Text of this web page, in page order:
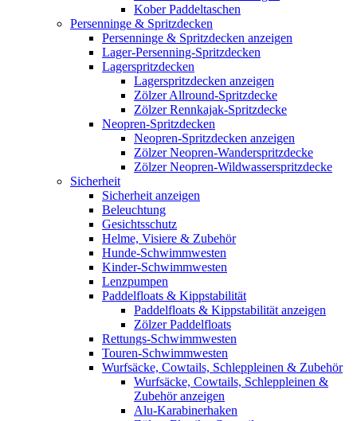
Kober Paddeltaschen
Persenninge & Spritzdecken
Persenninge & Spritzdecken anzeigen
Lager-Persenning-Spritzdecken
Lagerspritzdecken
Lagerspritzdecken anzeigen
Zölzer Allround-Spritzdecke
Zölzer Rennkajak-Spritzdecke
Neopren-Spritzdecken
Neopren-Spritzdecken anzeigen
Zölzer Neopren-Wanderspritzdecke
Zölzer Neopren-Wildwasserspritzdecke
Sicherheit
Sicherheit anzeigen
Beleuchtung
Gesichtsschutz
Helme, Visiere & Zubehör
Hunde-Schwimmwesten
Kinder-Schwimmwesten
Lenzpumpen
Paddelfloats & Kippstabilität
Paddelfloats & Kippstabilität anzeigen
Zölzer Paddelfloats
Rettungs-Schwimmwesten
Touren-Schwimmwesten
Wurfsäcke, Cowtails, Schleppleinen & Zubehör
Wurfsäcke, Cowtails, Schleppleinen &
Zubehör anzeigen
Alu-Karabinerhaken